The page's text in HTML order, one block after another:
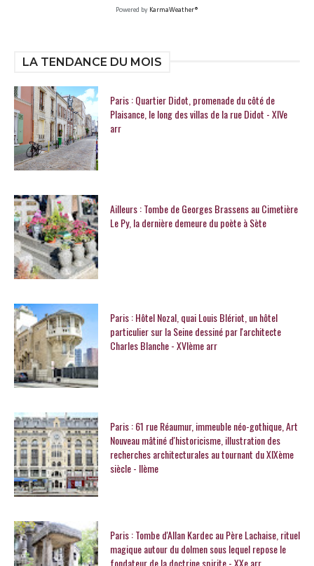
Powered by KarmaWeather®
LA TENDANCE DU MOIS
Paris : Quartier Didot, promenade du côté de
Plaisance, le long des villas de la rue Didot - XIVe
arr
Ailleurs : Tombe de Georges Brassens au Cimetière
Le Py, la dernière demeure du poète à Sète
Paris : Hôtel Nozal, quai Louis Blériot, un hôtel
particulier sur la Seine dessiné par l'architecte
Charles Blanche - XVIème arr
Paris : 61 rue Réaumur, immeuble néo-gothique, Art
Nouveau mâtiné d'historicisme, illustration des
recherches architecturales au tournant du XIXème
siècle - IIème
Paris : Tombe d'Allan Kardec au Père Lachaise, rituel
magique autour du dolmen sous lequel repose le
fondateur de la doctrine spirite - XXe arr